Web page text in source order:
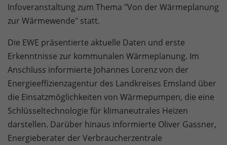
Infoveranstaltung zum Thema "Von der Wärmeplanung
zur Wärmewende" statt.
Die EWE präsentierte aktuelle Daten und erste
Erkenntnisse zur kommunalen Wärmeplanung. Im
Anschluss informierte Johannes Lorenz von der
Energieeffizienzagentur des Landkreises Emsland über
die Einsatzmöglichkeiten von Wärmepumpen, die eine
Schlüsseltechnologie für klimaneutrales Heizen
darstellen. Darüber hinaus informierte Oliver Gassner,
Energieberater der Verbraucherzentrale